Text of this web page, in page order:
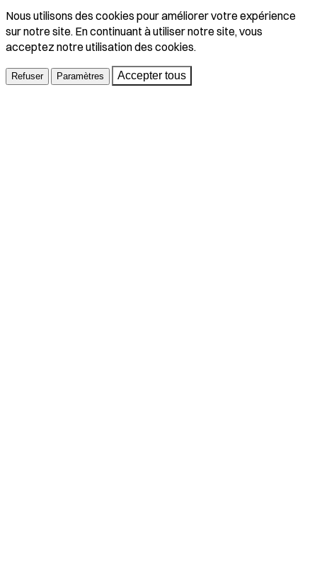
Nous utilisons des cookies pour améliorer votre expérience
sur notre site. En continuant à utiliser notre site, vous
acceptez notre utilisation des cookies.
Refuser Paramètres Accepter tous